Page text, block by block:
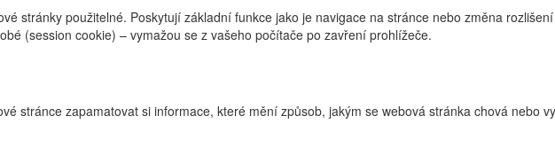
stránky použitelné. Poskytují základní funkce jako je navigace na stránce nebo změna
(session cookie) – vymažou se z vašeho počítače po zavření prohlížeče.
stránce zapamatovat si informace, které mění způsob, jakým se webová stránka chová nebo